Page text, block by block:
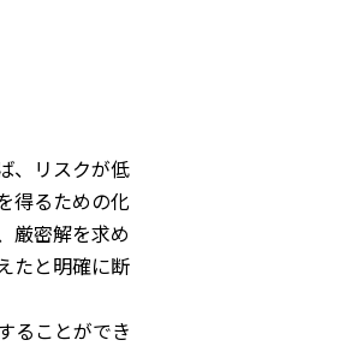
、リスクが低
得るための化
厳密解を求め
たと明確に断
ることができ